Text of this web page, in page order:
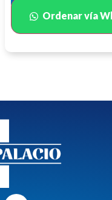
Ordenar vía